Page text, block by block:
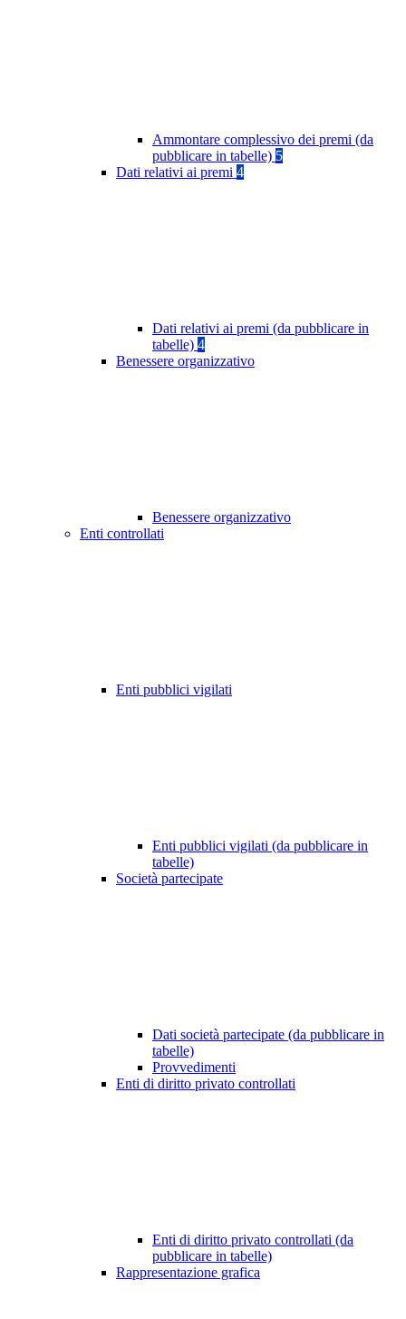
Ammontare complessivo dei premi (da
pubblicare in tabelle) 5
Dati relativi ai premi 4
Dati relativi ai premi (da pubblicare in
tabelle) 4
Benessere organizzativo
Benessere organizzativo
Enti controllati
Enti pubblici vigilati
Enti pubblici vigilati (da pubblicare in
tabelle)
Società partecipate
Dati società partecipate (da pubblicare in
tabelle)
Provvedimenti
Enti di diritto privato controllati
Enti di diritto privato controllati (da
pubblicare in tabelle)
Rappresentazione grafica